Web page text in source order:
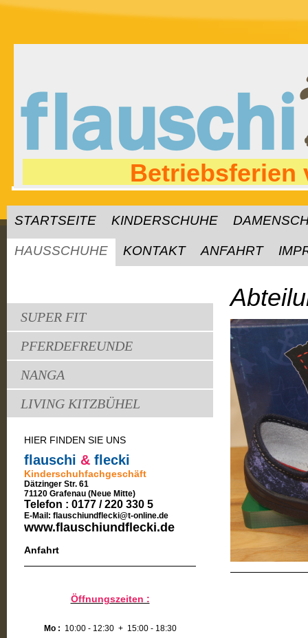
Betriebsferien
STARTSEITE KINDERSCHUHE
HAUSSCHUHE KONTAKT ANFAHRT
SUPER FIT
PFERDEFREUNDE
NANGA
LIVING KITZBÜHEL
HIER FINDEN SIE UNS
flauschi & flecki
Kinderschuhfachgeschäft
Dätzinger Str. 61
71120 Grafenau (Neue Mitte)
Telefon : 0177 / 220 330 5
E-Mail: flauschiundflecki@t-online.de
www.flauschiundflecki.de
Anfahrt
Öffnungszeiten :
Mo : 10:00 - 12:30 + 15:00 - 18:30